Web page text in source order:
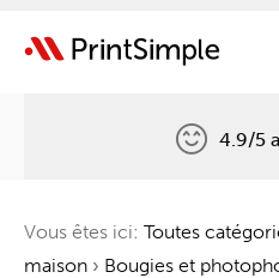
Un arbre pour
4.9/5
Vous êtes ici: Toutes
maison › Bougies et